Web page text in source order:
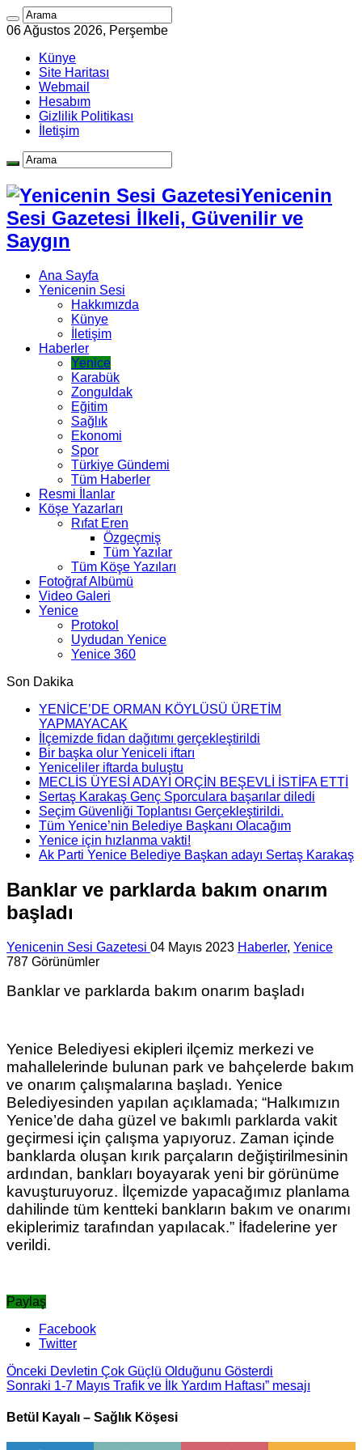
06 Ağustos 2026, Perşembe
Künye
Site Haritası
Webmail
Hesabım
Gizlilik Politikası
İletişim
Yenicenin
Sesi Gazetesi İlkeli, Güvenilir ve
Saygın
Ana Sayfa
Yenicenin Sesi
Hakkımızda
Künye
İletişim
Haberler
Yenice
Karabük
Zonguldak
Eğitim
Sağlık
Ekonomi
Spor
Türkiye Gündemi
Tüm Haberler
Resmi İlanlar
Köşe Yazarları
Rıfat Eren
Özgeçmiş
Tüm Yazılar
Tüm Köşe Yazıları
Fotoğraf Albümü
Video Galeri
Yenice
Protokol
Uydudan Yenice
Yenice 360
Son Dakika
YENİCE’DE ORMAN KÖYLÜSÜ ÜRETİM
YAPMAYACAK
İlçemizde fidan dağıtımı gerçekleştirildi
Bir başka olur Yeniceli iftarı
Yeniceliler iftarda buluştu
MECLİS ÜYESİ ADAYI ORÇİN BEŞEVLİ İSTİFA ETTİ
Sertaş Karakaş Genç Sporculara başarılar diledi
Seçim Güvenliği Toplantısı Gerçekleştirildi.
Tüm Yenice’nin Belediye Başkanı Olacağım
Yenice için hızlanma vakti!
Ak Parti Yenice Belediye Başkan adayı Sertaş Karakaş
Banklar ve parklarda bakım onarım
başladı
Yenicenin Sesi Gazetesi 04 Mayıs 2023 Haberler, Yenice
787 Görünümler
Banklar ve parklarda bakım onarım başladı
Yenice Belediyesi ekipleri ilçemiz merkezi ve
mahallelerinde bulunan park ve bahçelerde bakım
ve onarım çalışmalarına başladı. Yenice
Belediyesinden yapılan açıklamada; “Halkımızın
Yenice’de daha güzel ve bakımlı parklarda vakit
geçirmesi için çalışma yapıyoruz. Zaman içinde
banklarda oluşan kırık parçaların değiştirilmesinin
ardından, bankları boyayarak yeni bir görünüme
kavuşturuyoruz. İlçemizde yapacağımız planlama
dahilinde tüm kentteki bankların bakım ve onarımı
ekiplerimiz tarafından yapılacak.” İfadelerine yer
verildi.
Paylaş
Facebook
Twitter
Önceki Devletin Çok Güçlü Olduğunu Gösterdi
Sonraki 1-7 Mayıs Trafik ve İlk Yardım Haftası” mesajı
Betül Kayalı – Sağlık Köşesi